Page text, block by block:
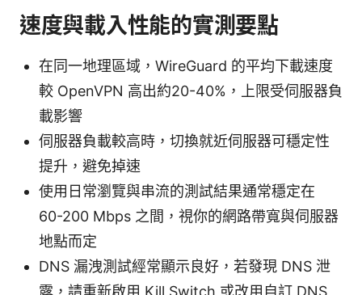
速度與載入性能的實測要點
在同一地理區域，WireGuard 的平均下載速度
較 OpenVPN 高出約20-40%，上限受伺服器負
載影響
伺服器負載較高時，切換就近伺服器可穩定性
提升，避免掉速
使用日常瀏覽與串流的測試結果通常穩定在
60-200 Mbps 之間，視你的網路帶寬與伺服器
地點而定
DNS 漏洩測試經常顯示良好，若發現 DNS 泄
露，請重新啟用 Kill Switch 或改用自訂 DNS